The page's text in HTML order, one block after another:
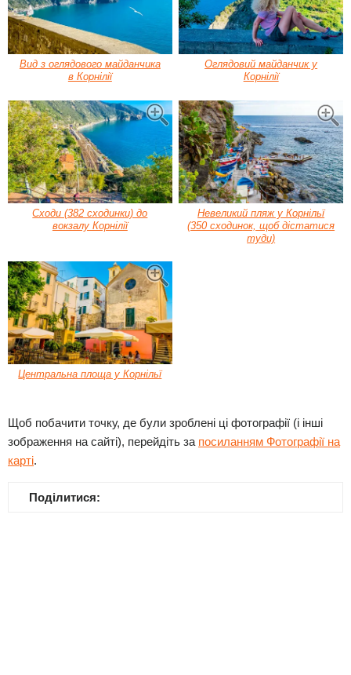
Вид з оглядового майданчика
в Корнілії
Оглядовий майданчик у
Корнілії
Сходи (382 сходинки) до
вокзалу Корнілії
Невеликий пляж у Корнільї
(350 сходинок, щоб дістатися
туди)
Центральна площа у Корнільї
Щоб побачити точку, де були зроблені ці фотографії (і інші
зображення на сайті), перейдіть за посиланням Фотографії на
карті.
Поділитися: